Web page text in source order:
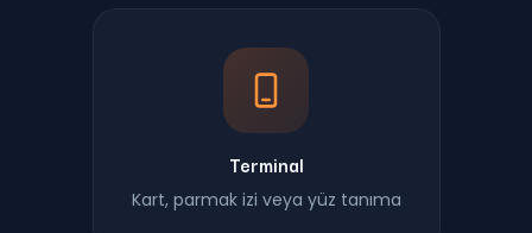
Terminal
Kart, parmak izi veya yüz tanıma